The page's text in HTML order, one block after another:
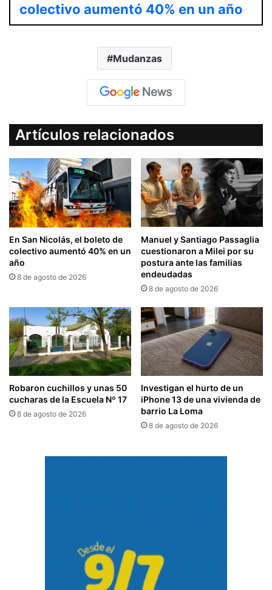
colectivo aumentó 40% en un año
Mudanzas
Artículos relacionados
En San Nicolás, el boleto de
colectivo aumentó 40% en un
año
8 de agosto de 2026
Manuel y Santiago Passaglia
cuestionaron a Milei por su
postura ante las familias
endeudadas
8 de agosto de 2026
Robaron cuchillos y unas 50
cucharas de la Escuela Nº 17
8 de agosto de 2026
Investigan el hurto de un
iPhone 13 de una vivienda de
barrio La Loma
8 de agosto de 2026